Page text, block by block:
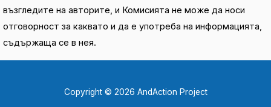
възгледите на авторите, и Комисията не може да носи
отговорност за каквато и да е употреба на информацията,
съдържаща се в нея.
Copyright © 2026 AndAction Project